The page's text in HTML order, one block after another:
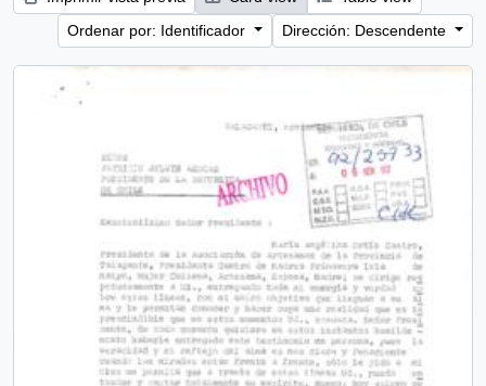
Ordenar por: Identificador
Dirección: Descendente